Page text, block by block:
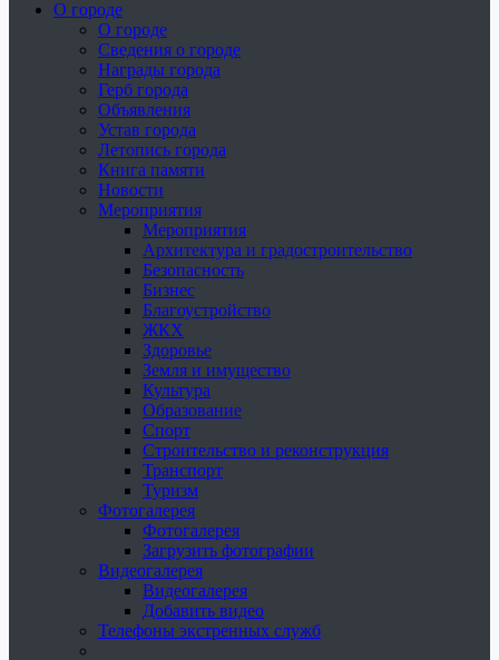
О городе
О городе
Сведения о городе
Награды города
Герб города
Объявления
Устав города
Летопись города
Книга памяти
Новости
Мероприятия
Мероприятия
Архитектура и градостроительство
Безопасность
Бизнес
Благоустройство
ЖКХ
Здоровье
Земля и имущество
Культура
Образование
Спорт
Строительство и реконструкция
Транспорт
Туризм
Фотогалерея
Фотогалерея
Загрузить фотографии
Видеогалерея
Видеогалерея
Добавить видео
Телефоны экстренных служб